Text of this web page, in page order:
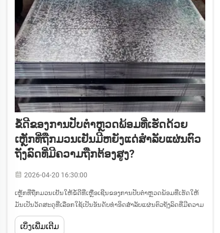
ຂໍ້ດີຂອງການປັບຕຳຫຼວດພ້ອມທີ່ເຮັດດ້ວຍ
ເຫຼັກທີ່ຖືກມວນເຢັນມີຫຍັງແດ່ສຳລັບແຜ່ນຕົວ
ຖັງລົດທີ່ມີຄວາມຖືກຕ້ອງສູງ?
2026-04-20 16:30:00
ເຫຼັກທີ່ຖືກມວນເຢັນໃຫ້ຂໍ້ດີທີ່ເຫຼືອເຊີນຂອງການປັບຕຳຫຼວດພ້ອມທີ່ເຮັດໃຫ້
ມັນເປັນວັດສະດຸທີ່ເລືອກໃຊ້ເປັນອັນດັບທຳອິດສຳລັບແຜ່ນຕົວຖັງລົດທີ່ມີຄວາມ
ຖືກຕ້ອງສູງທົ່ວທັງອຸດສາຫະກຳການຜະລິດລົດທົ່ວໂລກ. ຂະບວນການມວນ
ເຢັນສ້າງໃຫ້ເກີດພື້ນຜິວທີ່ລຽບລ້ອຍຢ່າງຍິ່ງ...
ເບິ່ງເພີ່ມເຕີມ